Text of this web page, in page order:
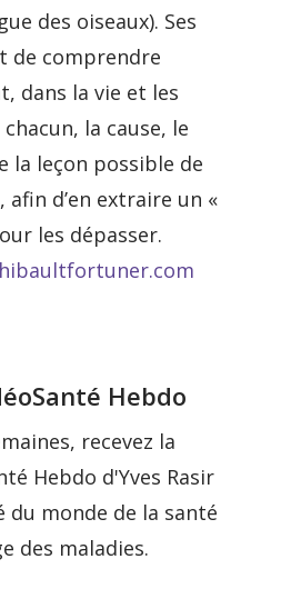
des oiseaux). Ses
de comprendre
dans la vie et les
la cause, le
la leçon possible de
afin d’en extraire un «
les dépasser.
Hebdo
recevez la
Hebdo d'Yves Rasir
du monde de la santé
des maladies.